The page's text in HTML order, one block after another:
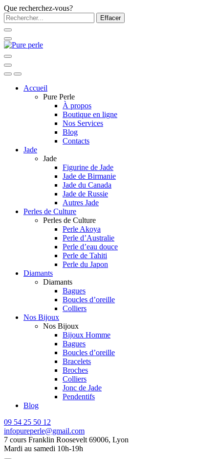
Que recherchez-vous?
Effacer
Accueil
Pure Perle
À propos
Boutique en ligne
Nos Services
Blog
Contacts
Jade
Jade
Figurine de Jade
Jade de Birmanie
Jade du Canada
Jade de Russie
Autres Jade
Perles de Culture
Perles de Culture
Perle Akoya
Perle d’Australie
Perle d’eau douce
Perle de Tahiti
Perle du Japon
Diamants
Diamants
Bagues
Boucles d’oreille
Colliers
Nos Bijoux
Nos Bijoux
Bijoux Homme
Bagues
Boucles d’oreille
Bracelets
Broches
Colliers
Jonc de Jade
Pendentifs
Blog
09 54 25 50 12
infopureperle@gmail.com
7 cours Franklin Roosevelt 69006, Lyon
Mardi au samedi 10h-19h